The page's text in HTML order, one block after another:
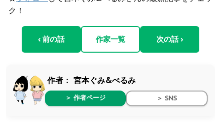
ク！
‹ 前の話 作家一覧 次の話 ›
作者： 宮本ぐみ&ぺるみ
＞ 作者ページ ＞ SNS